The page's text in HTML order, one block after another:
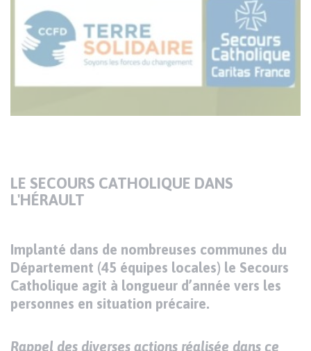
LE SECOURS CATHOLIQUE DANS
L'HÉRAULT
Implanté dans de nombreuses communes du
Département (45 équipes locales) le Secours
Catholique agit à longueur d’année vers les
personnes en situation précaire.
Rappel des diverses actions réalisée dans ce